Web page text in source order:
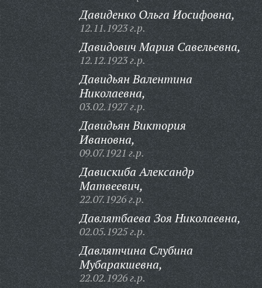
Давиденко Ольга Иосифовна,
12.11.1923 г.р.
Давидович Мария Савельевна,
12.12.1923 г.р.
Давидьян Валентина
Николаевна,
03.02.1927 г.р.
Давидьян Виктория
Ивановна,
09.07.1921 г.р.
Давискиба Александр
Матвеевич,
22.07.1926 г.р.
Давлятбаева Зоя Николаевна,
02.05.1925 г.р.
Давлятчина Слубина
Мубаракшевна,
22.02.1926 г.р.